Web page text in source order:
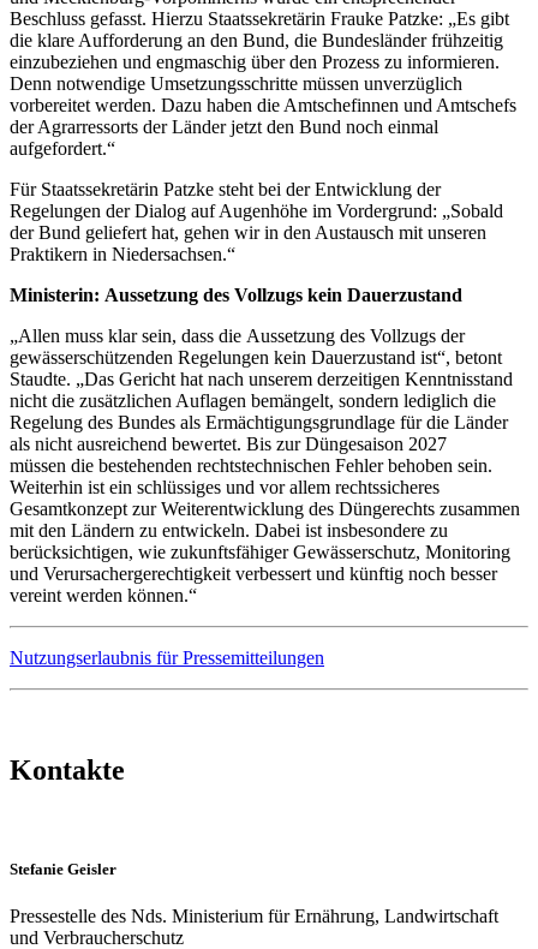
Beschluss gefasst. Hierzu Staatssekretärin Frauke Patzke: „Es gibt
die klare Aufforderung an den Bund, die Bundesländer frühzeitig
einzubeziehen und engmaschig über den Prozess zu informieren.
Denn notwendige Umsetzungsschritte müssen unverzüglich
vorbereitet werden. Dazu haben die Amtschefinnen und Amtschefs
der Agrarressorts der Länder jetzt den Bund noch einmal
aufgefordert.“
Für Staatssekretärin Patzke steht bei der Entwicklung der
Regelungen der Dialog auf Augenhöhe im Vordergrund: „Sobald
der Bund geliefert hat, gehen wir in den Austausch mit unseren
Praktikern in Niedersachsen.“
Ministerin: Aussetzung des Vollzugs kein Dauerzustand
„Allen muss klar sein, dass die Aussetzung des Vollzugs der
gewässerschützenden Regelungen kein Dauerzustand ist“, betont
Staudte. „Das Gericht hat nach unserem derzeitigen Kenntnisstand
nicht die zusätzlichen Auflagen bemängelt, sondern lediglich die
Regelung des Bundes als Ermächtigungsgrundlage für die Länder
als nicht ausreichend bewertet. Bis zur Düngesaison 2027
müssen die bestehenden rechtstechnischen Fehler behoben sein.
Weiterhin ist ein schlüssiges und vor allem rechtssicheres
Gesamtkonzept zur Weiterentwicklung des Düngerechts zusammen
mit den Ländern zu entwickeln. Dabei ist insbesondere zu
berücksichtigen, wie zukunftsfähiger Gewässerschutz, Monitoring
und Verursachergerechtigkeit verbessert und künftig noch besser
vereint werden können.“​
Nutzungserlaubnis für Pressemitteilungen
Kontakte
Stefanie Geisler
Pressestelle des Nds. Ministerium für Ernährung, Landwirtschaft
und Verbraucherschutz